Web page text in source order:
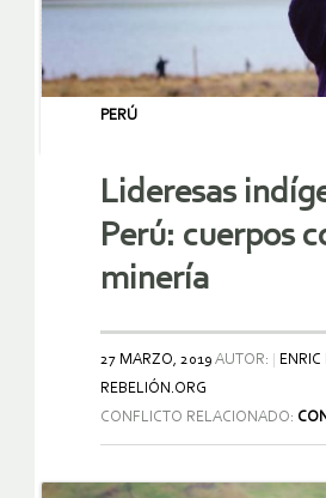
PERÚ
Lideresas
Perú: cuerpos
minería
27 MARZO, 2019 AUTOR:
ENRIC
REBELIÓN.ORG
CONFLICTO RELACIONADO: